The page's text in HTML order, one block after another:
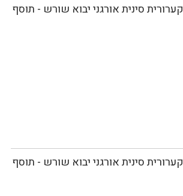
HUANG QIN HS קערורית סינית אורגני יבוא שורש - תוסף
HUANG QIN HS קערורית סינית אורגני יבוא שורש - תוסף